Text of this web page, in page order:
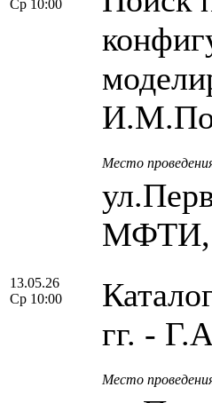
Ср 10:00
Место
МФТИ,
13.05.26
Ср 10:00
гг. -
Место